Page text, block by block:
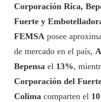
Corporación Rica,
Fuerte y
FEMSA posee
de mercado en el país,
Bepensa el 13%,
Corporación del
Colima comparten el